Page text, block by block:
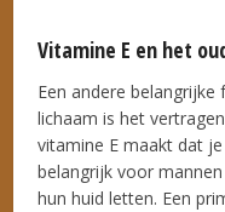
Vitamine E en het
Een andere
lichaam is het
vitamine E maakt dat
belangrijk voor
hun huid letten. Een